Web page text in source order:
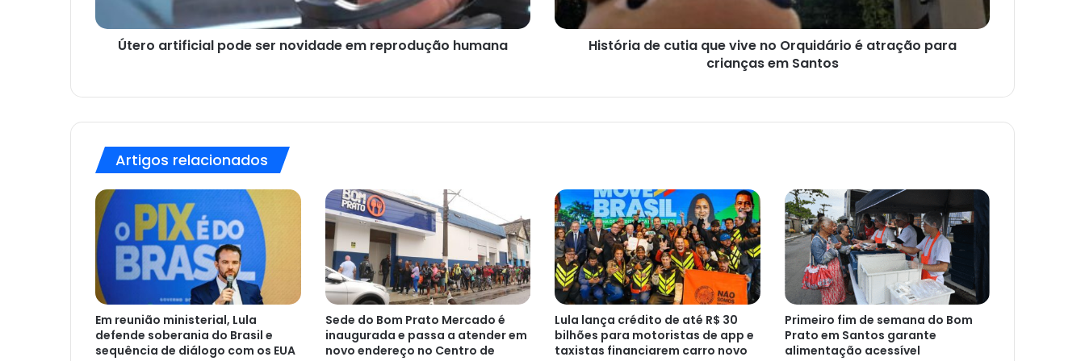
Útero artificial pode ser novidade em reprodução humana
crianças
em
SantosHistória de cutia que vive no Orquidário é atração para
crianças em Santos
Artigos relacionados
Em reunião ministerial, Lula
defende soberania do Brasil e
sequência de diálogo com os EUA
Sede do Bom Prato Mercado é
inaugurada e passa a atender em
novo endereço no Centro de
Lula lança crédito de até R$ 30
bilhões para motoristas de app e
taxistas financiarem carro novo
Primeiro fim de semana do Bom
Prato em Santos garante
alimentação acessível